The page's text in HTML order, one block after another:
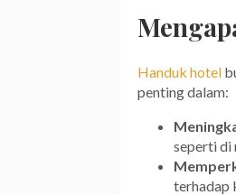
Handuk hotel
penting dalam:
seperti di
terhadap